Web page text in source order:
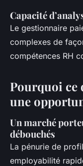
Capacité
Le gestionnaire
complexes de
compétences RH
Pourquoi ce
une
Un marché
débouchés
La pénurie de
employabilité